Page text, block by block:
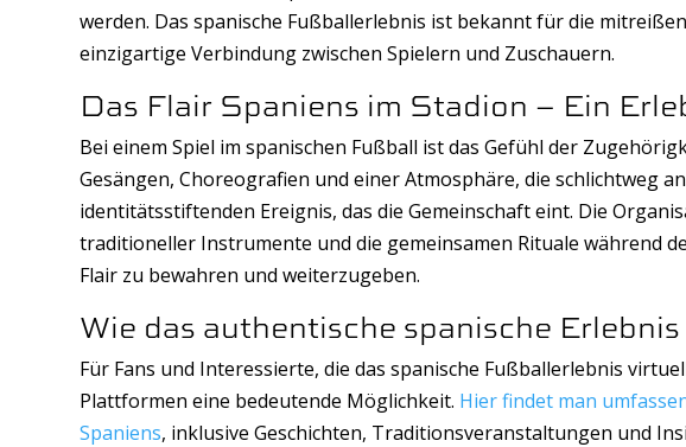
werden. Das spanische Fußballerlebnis ist bekannt für die
einzigartige Verbindung zwischen Spielern und Zuschauern.
Das Flair Spaniens im Stadion – Ein
Bei einem Spiel im spanischen Fußball ist das Gefühl der
Gesängen, Choreografien und einer Atmosphäre, die schlichtweg
identitätsstiftenden Ereignis, das die Gemeinschaft eint. Die
traditioneller Instrumente und die gemeinsamen Rituale während
Flair zu bewahren und weiterzugeben.
Wie das authentische spanische
Für Fans und Interessierte, die das spanische Fußballerlebnis
Plattformen eine bedeutende Möglichkeit. Hier findet man
Spaniens, inklusive Geschichten, Traditionsveranstaltungen und